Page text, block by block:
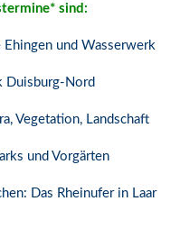
sind:
und Wasserwerk
Duisburg-Nord
Vegetation, Landschaft
und Vorgärten
Das Rheinufer in Laar